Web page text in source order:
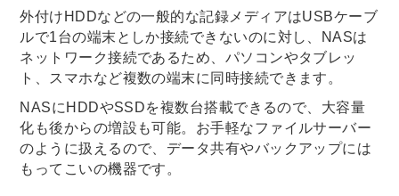
外付けHDDなどの一般的な記録メディアはUSBケーブ
ルで1台の端末としか接続できないのに対し、NASは
ネットワーク接続であるため、パソコンやタブレッ
ト、スマホなど複数の端末に同時接続できます。
NASにHDDやSSDを複数台搭載できるので、大容量
化も後からの増設も可能。お手軽なファイルサーバー
のように扱えるので、データ共有やバックアップには
もってこいの機器です。